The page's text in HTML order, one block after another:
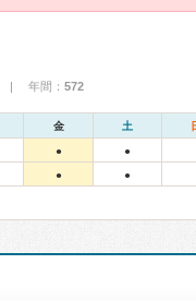
| 年間： 572
金 土
● ●
● ●